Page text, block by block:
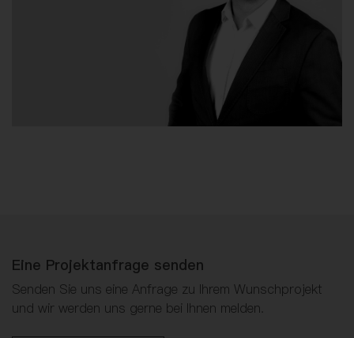
Eine Projektanfrage senden
Senden Sie uns eine Anfrage zu Ihrem Wunschprojekt
und wir werden uns gerne bei Ihnen melden.